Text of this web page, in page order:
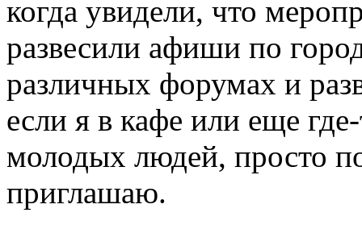
когда увидели, что
развесили афиши по
различных форумах и
если я в кафе или еще
молодых людей, просто
приглашаю.